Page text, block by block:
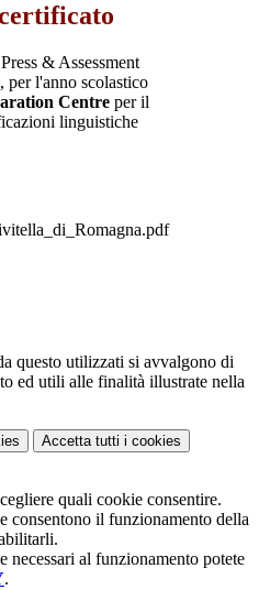
& Assessment
per l'anno scolastico
Centre per il
linguistiche
questo utilizzati si avvalgono di
ed utili alle finalità illustrate nella
Accetta tutti i cookies
quali cookie consentire.
consentono il funzionamento della
necessari al funzionamento potete
.